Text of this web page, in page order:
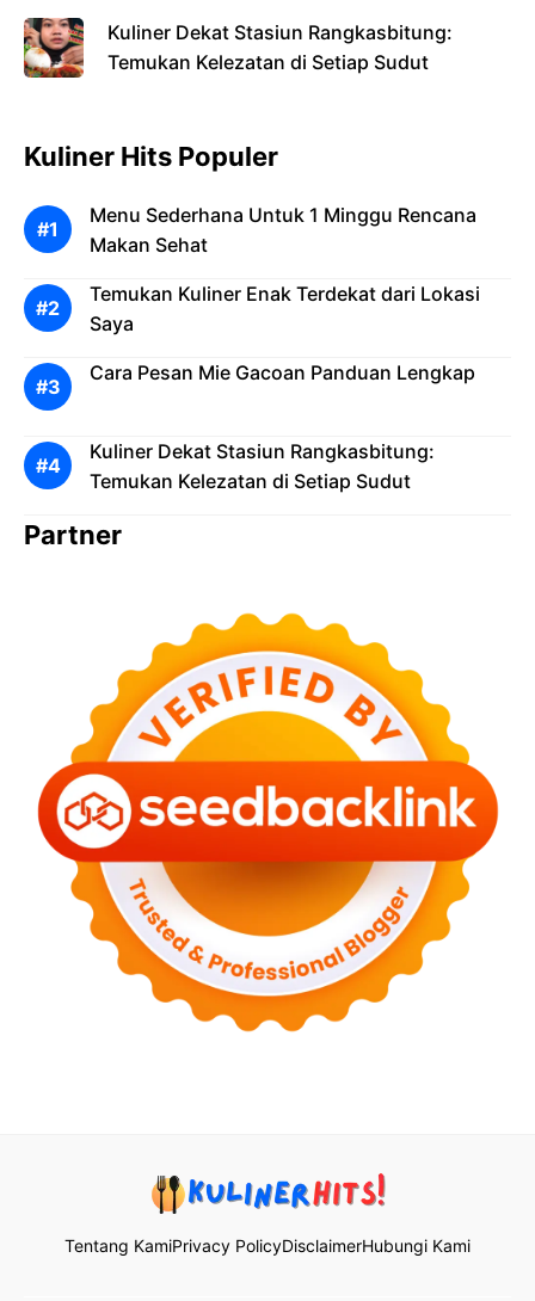
Kuliner Dekat Stasiun Rangkasbitung:
Temukan Kelezatan di Setiap Sudut
Kuliner Hits Populer
Menu Sederhana Untuk 1 Minggu Rencana
Makan Sehat
Temukan Kuliner Enak Terdekat dari Lokasi
Saya
Cara Pesan Mie Gacoan Panduan Lengkap
Kuliner Dekat Stasiun Rangkasbitung:
Temukan Kelezatan di Setiap Sudut
Partner
Tentang KamiPrivacy PolicyDisclaimerHubungi Kami